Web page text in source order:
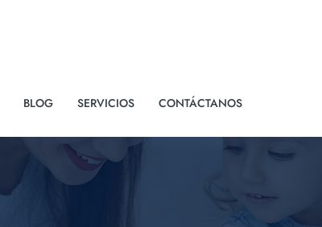
BLOG SERVICIOS CONTÁCTANOS